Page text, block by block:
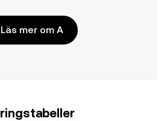
Läs mer om A